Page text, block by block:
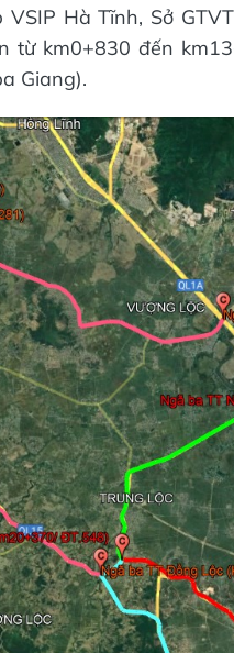
VSIP Hà Tĩnh, Sở
từ km0+830 đến
Giang).